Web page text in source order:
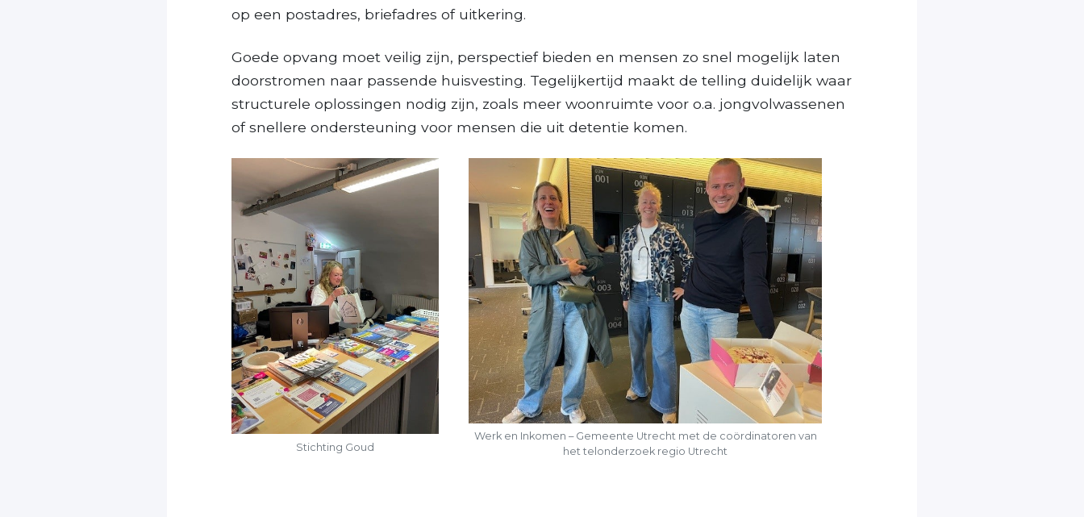
op een postadres, briefadres of uitkering.
Goede opvang moet veilig zijn, perspectief bieden en mensen zo snel mogelijk laten
doorstromen naar passende huisvesting. Tegelijkertijd maakt de telling duidelijk waar
structurele oplossingen nodig zijn, zoals meer woonruimte voor o.a. jongvolwassenen
of snellere ondersteuning voor mensen die uit detentie komen.
Stichting Goud
Werk en Inkomen – Gemeente Utrecht met de coördinatoren van
het telonderzoek regio Utrecht